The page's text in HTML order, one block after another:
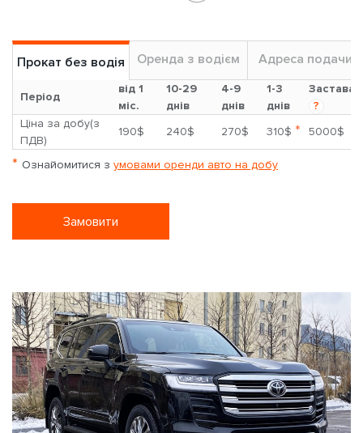
Прокат без водія Оренда з водієм Адреса подачи
Період
від 1
міс.
10-29
днів
4-9
днів
1-3
днів
Застава
?
Ціна за добу(з
ПДВ)
190$ 240$ 270$ 310$ * 5000$
* Ознайомитися з умовами оренди авто на добу
Замовити